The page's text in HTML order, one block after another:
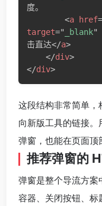
度。
<a href=
target=" _blank"
击直达</a>
</div>
</div>
这段结构非常简单，
向新版工具的链接
弹窗，也能在页面顶
推荐弹窗的
弹窗是整个导流方案
容器、关闭按钮、标